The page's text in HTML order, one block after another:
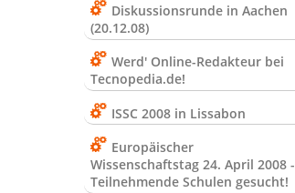
Diskussionsrunde in Aachen
(20.12.08)
Werd' Online-Redakteur bei
Tecnopedia.de!
ISSC 2008 in Lissabon
Europäischer
Wissenschaftstag 24. April 2008 -
Teilnehmende Schulen gesucht!